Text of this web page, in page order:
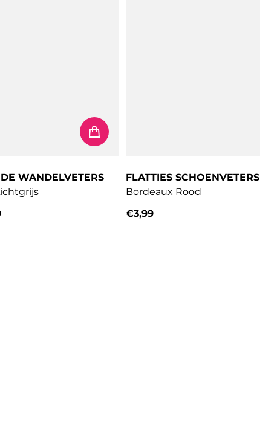
WANDELVETERS
FLATTIES SCHOENVETERS
Bordeaux Rood
€3,99